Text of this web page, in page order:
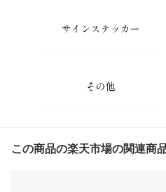
この商品の楽天市場の関連商